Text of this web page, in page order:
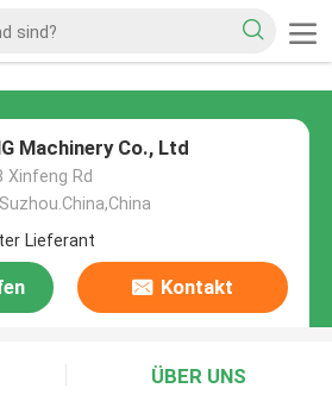
Machinery Co., Ltd
Xinfeng Rd
Lieferant
Kontakt
ÜBER UNS